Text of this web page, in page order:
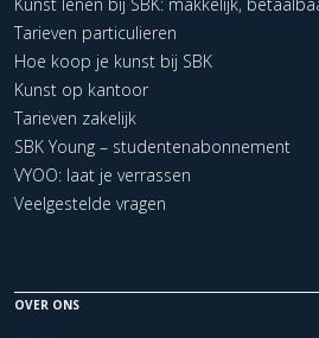
Tarieven particulieren
Hoe koop je kunst bij SBK
Kunst op kantoor
Tarieven zakelijk
SBK Young – studentenabonnement
VYOO: laat je verrassen
Veelgestelde vragen
OVER ONS